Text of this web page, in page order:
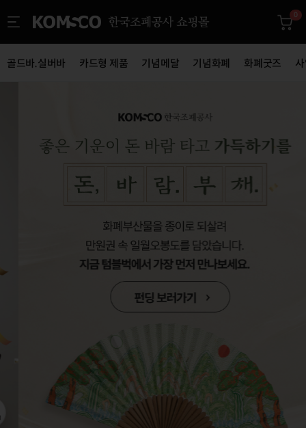
0
골드바.실버바 카드형 제품 기념메달 기념화폐 화폐굿즈